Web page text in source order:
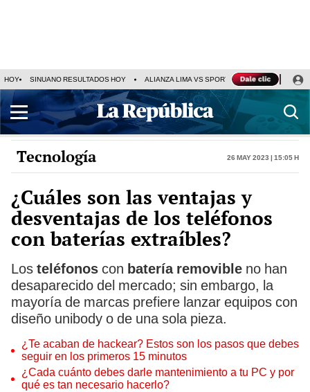
HOY SINUANO RESULTADOS HOY ALIANZA LIMA VS SPORT BOYS JORGE
Tecnología 26 May 2023 | 15:05 h
¿Cuáles son las ventajas y
desventajas de los teléfonos
con baterías extraíbles?
Los teléfonos con batería removible no han
desaparecido del mercado; sin embargo, la
mayoría de marcas prefiere lanzar equipos con
diseño unibody o de una sola pieza.
¿Te acaban de hackear? Estos son los pasos que debes
seguir en los primeros 15 minutos
¿Cada cuánto debes darle mantenimiento a tu PC y por
qué es tan necesario hacerlo?